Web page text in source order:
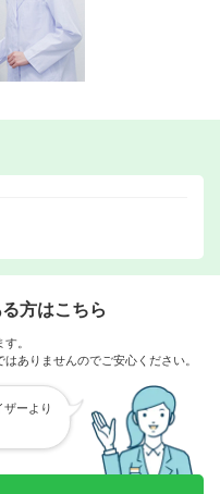
方はこちら
。
ありませんのでご安心ください。
ザーより